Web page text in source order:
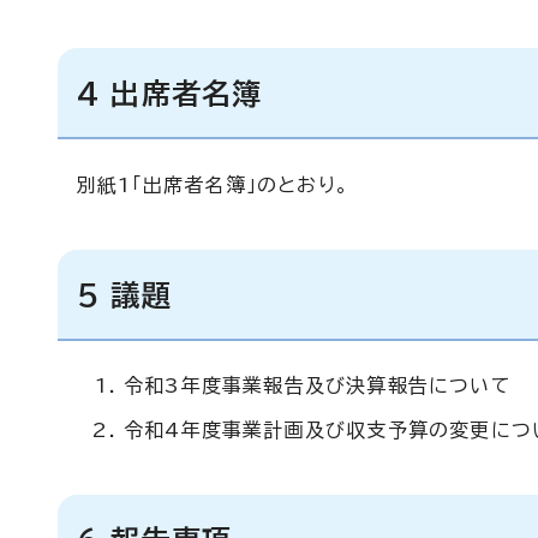
4 出席者名簿
別紙1「出席者名簿」のとおり。
5 議題
令和3年度事業報告及び決算報告について
令和4年度事業計画及び収支予算の変更につ